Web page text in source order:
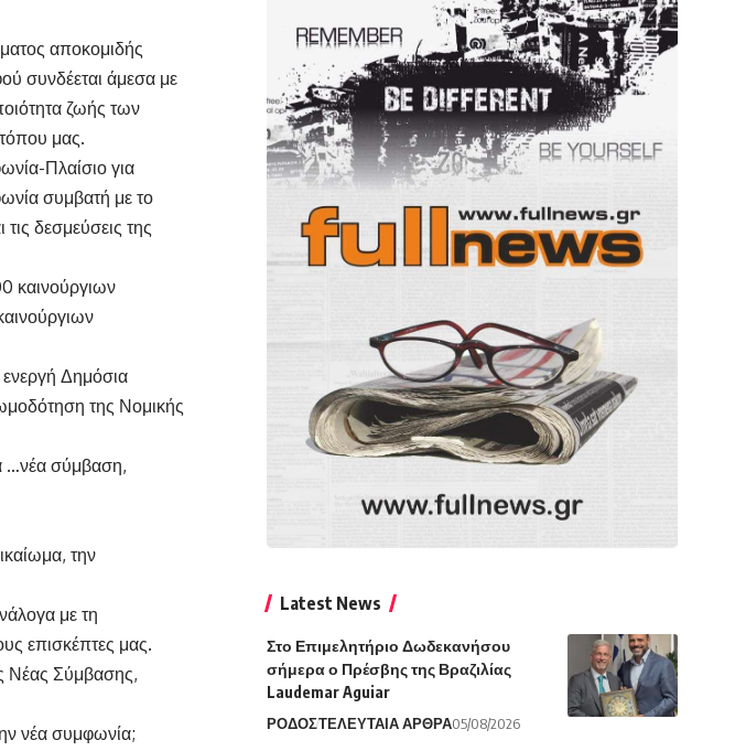
αποκομιδής
συνδέεται άμεσα με
ζωής των
μας.
Πλαίσιο για
συμβατή με το
δεσμεύσεις της
καινούργιων
ενεργή Δημόσια
της Νομικής
…νέα σύμβαση,
την
με τη
επισκέπτες μας.
Νέας Σύμβασης,
νέα συμφωνία;
Latest News
Στο Επιμελητήριο Δωδεκανήσου
σήμερα ο Πρέσβης της Βραζιλίας
Laudemar Aguiar
ΡΟΔΟΣΤΕΛΕΥΤΑΙΑ ΑΡΘΡΑ05/08/2026